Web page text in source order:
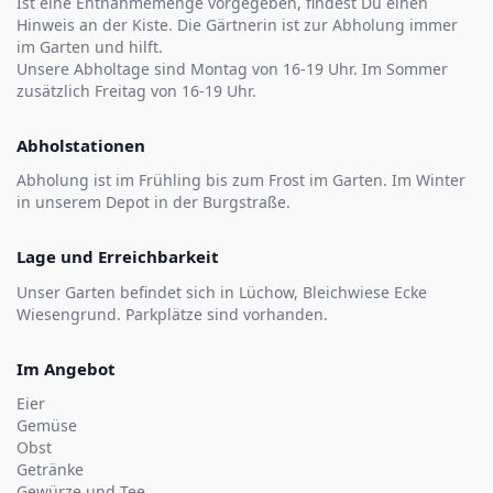
Hinweis an der Kiste. Die Gärtnerin ist zur Abholung immer
im Garten und hilft.
Unsere Abholtage sind Montag von 16-19 Uhr. Im Sommer
zusätzlich Freitag von 16-19 Uhr.
Abholstationen
Abholung ist im Frühling bis zum Frost im Garten. Im Winter
in unserem Depot in der Burgstraße.
Lage und Erreichbarkeit
Unser Garten befindet sich in Lüchow, Bleichwiese Ecke
Wiesengrund. Parkplätze sind vorhanden.
Im Angebot
Eier
Gemüse
Obst
Getränke